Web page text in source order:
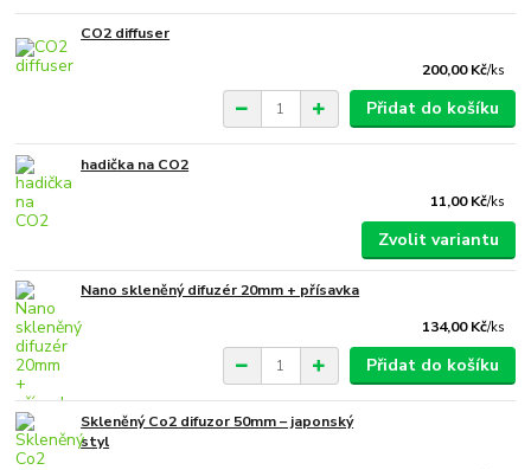
CO2 diffuser
200,00 Kč/ks
Přidat do košíku
hadička na CO2
11,00 Kč/ks
Zvolit variantu
Nano skleněný difuzér 20mm + přísavka
134,00 Kč/ks
Přidat do košíku
Skleněný Co2 difuzor 50mm – japonský
styl